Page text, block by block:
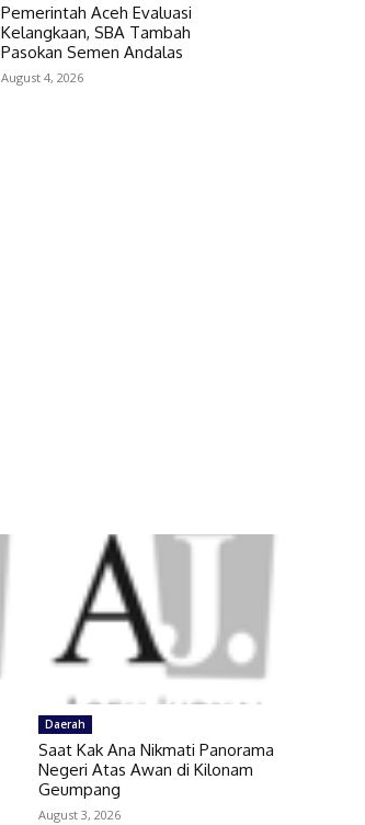
Pemerintah Aceh Evaluasi
Kelangkaan, SBA Tambah
Pasokan Semen Andalas
August 4, 2026
Daerah
Saat Kak Ana Nikmati Panorama
Negeri Atas Awan di Kilonam
Geumpang
August 3, 2026